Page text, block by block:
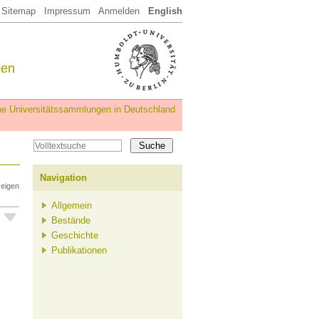
Sitemap Impressum Anmelden English
Universitätssammlungen in Deutschland
Navigation
Allgemein
Bestände
Geschichte
Publikationen